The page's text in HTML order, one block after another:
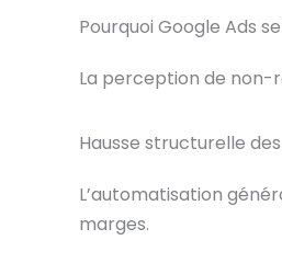
Pourquoi Google Ads
La perception de non-
Hausse structurelle
L’automatisation
marges.